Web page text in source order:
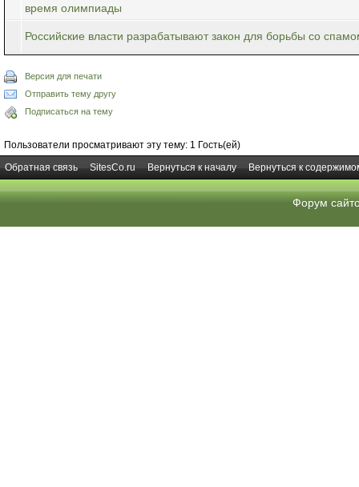
время олимпиады
Российские власти разрабатывают закон для борьбы со
Версия для печати
Отправить тему другу
Подписаться на тему
Пользователи просматривают эту тему: 1 Гость(ей)
Обратная связь
SitesCo.ru Вернуться к началу Вернуться к
Форум